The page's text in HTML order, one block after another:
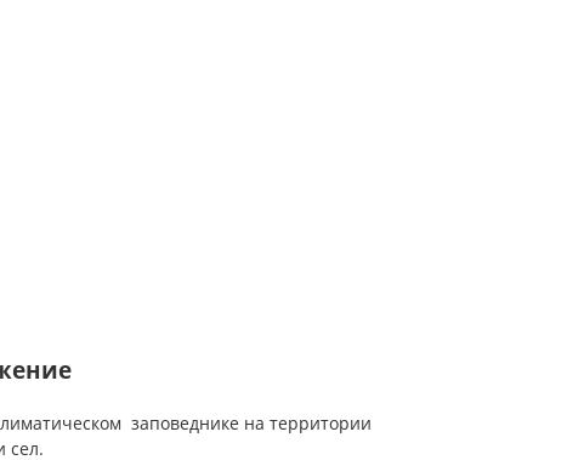
заповеднике на территории
сел.